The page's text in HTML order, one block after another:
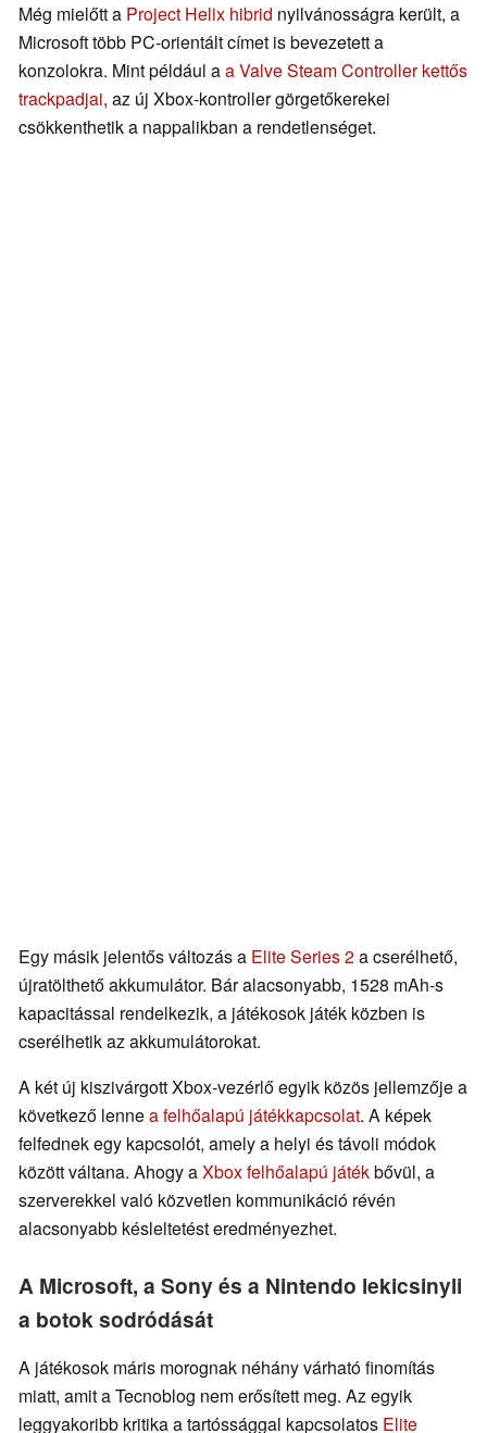
Még mielőtt a Project Helix hibrid nyilvánosságra került, a
Microsoft több PC-orientált címet is bevezetett a
konzolokra. Mint például aa Valve Steam Controller kettős
trackpadjai, az új Xbox-kontroller görgetőkerekei
csökkenthetik a nappalikban a rendetlenséget.
Egy másik jelentős változás a Elite Series 2a cserélhető,
újratölthető akkumulátor. Bár alacsonyabb, 1528 mAh-s
kapacitással rendelkezik, a játékosok játék közben is
cserélhetik az akkumulátorokat.
A két új kiszivárgott Xbox-vezérlő egyik közös jellemzője a
következő lennea felhőalapú játékkapcsolat. A képek
felfednek egy kapcsolót, amely a helyi és távoli módok
között váltana. Ahogy aXbox felhőalapú játékbővül, a
szerverekkel való közvetlen kommunikáció révén
alacsonyabb késleltetést eredményezhet.
A Microsoft, a Sony és a Nintendo lekicsinyli
a botok sodródását
A játékosok máris morognak néhány várható finomítás
miatt, amit a Tecnoblog nem erősített meg. Az egyik
leggyakoribb kritika a tartóssággal kapcsolatos Elite